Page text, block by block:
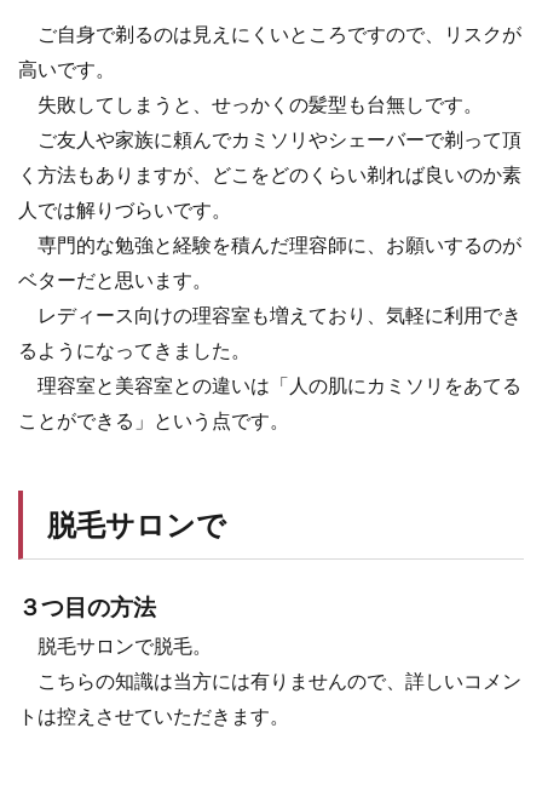
ご自身で剃るのは見えにくいところですので、リスクが
高いです。
失敗してしまうと、せっかくの髪型も台無しです。
ご友人や家族に頼んでカミソリやシェーバーで剃って頂
く方法もありますが、どこをどのくらい剃れば良いのか素
人では解りづらいです。
専門的な勉強と経験を積んだ理容師に、お願いするのが
ベターだと思います。
レディース向けの理容室も増えており、気軽に利用でき
るようになってきました。
理容室と美容室との違いは「人の肌にカミソリをあてる
ことができる」という点です。
脱毛サロンで
３つ目の方法
脱毛サロンで脱毛。
こちらの知識は当方には有りませんので、詳しいコメン
トは控えさせていただきます。